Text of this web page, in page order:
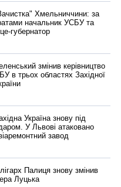
Хмельниччини: за
начальник УСБУ та
губернатор
змінив керівництво
в трьох областях Західної
Україна знову під
У Львові атаковано
завод
Палиця знову змінив
Луцька